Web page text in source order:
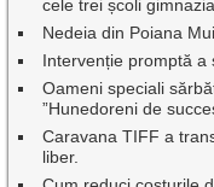
cele trei școli
Nedeia din Poiana
Intervenție promptă a
Oameni speciali
”Hunedoreni de
Caravana TIFF a
liber.